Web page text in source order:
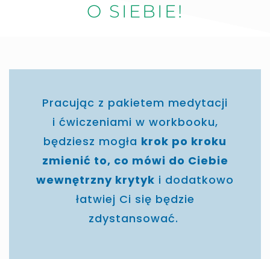
O SIEBIE!
Pracując z pakietem medytacji
i ćwiczeniami w workbooku,
będziesz mogła krok po kroku
zmienić to, co mówi do Ciebie
wewnętrzny krytyk i dodatkowo
łatwiej Ci się będzie
zdystansować.